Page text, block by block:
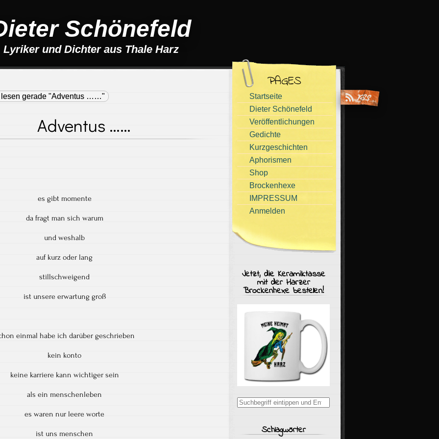
Schönefeld
Lyriker und Dichter aus Thale Harz
lesen gerade "Adventus ……"
Adventus ……
es gibt momente
da fragt man sich warum
und weshalb
auf kurz oder lang
stillschweigend
ist unsere erwartung groß
einmal habe ich darüber geschrieben
kein konto
keine karriere kann wichtiger sein
als ein menschenleben
es waren nur leere worte
ist uns menschen
PAGES
Startseite
Dieter Schönefeld
Veröffentlichungen
Gedichte
Kurzgeschichten
Aphorismen
Shop
Brockenhexe
IMPRESSUM
Anmelden
Jetzt, die Keramiktasse
mit der Harzer
Brockenhexe bestellen!
Suchergebnisse
für:
Schlagwörter